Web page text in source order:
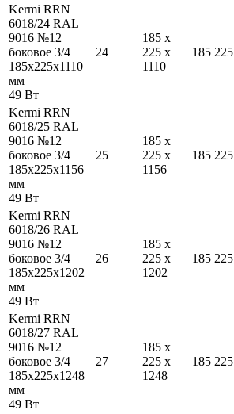
Kermi RRN
6018/24 RAL
9016 №12
боковое 3/4
185x225x1110
мм
49 Вт
24
185 x
225 x
1110
185 225
Kermi RRN
6018/25 RAL
9016 №12
боковое 3/4
185x225x1156
мм
49 Вт
25
185 x
225 x
1156
185 225
Kermi RRN
6018/26 RAL
9016 №12
боковое 3/4
185x225x1202
мм
49 Вт
26
185 x
225 x
1202
185 225
Kermi RRN
6018/27 RAL
9016 №12
боковое 3/4
185x225x1248
мм
49 Вт
27
185 x
225 x
1248
185 225